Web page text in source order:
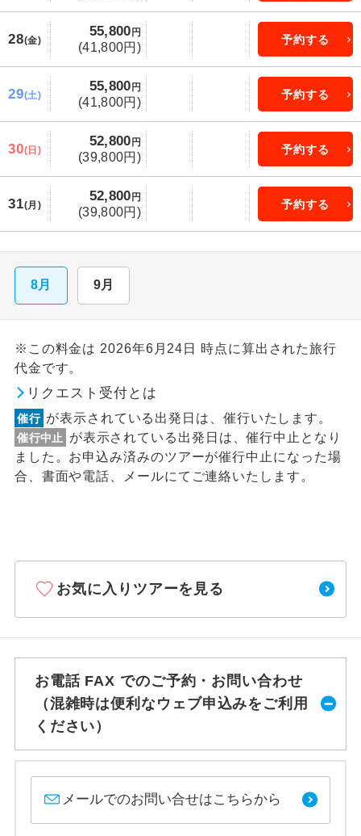
28(金)
55,800 円
(41,800円)
予約する
29(土)
55,800 円
(41,800円)
予約する
30(日)
52,800 円
(39,800円)
予約する
31(月)
52,800 円
(39,800円)
予約する
8月 9月
※この料金は 2026年6月24日 時点に算出された旅行
代金です。
リクエスト受付とは
催行 が表示されている出発日は、催行いたします。
催行中止
が表示されている出発日は、催行中止となり
ました。お申込み済みのツアーが催行中止になった場
合、書面や電話、メールにてご連絡いたします。
お気に入りツアーを見る
お電話 FAX でのご予約・お問い合わせ
（混雑時は便利なウェブ申込みをご利用
ください）
メールでのお問い合せはこちらから